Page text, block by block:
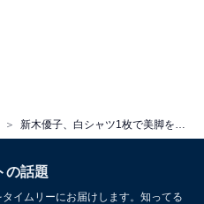
の話題
イムリーにお届けします。知ってる